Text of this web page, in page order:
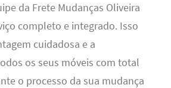
da Frete Mudanças Oliveira
completo e integrado. Isso
cuidadosa e a
os seus móveis com total
o processo da sua mudança